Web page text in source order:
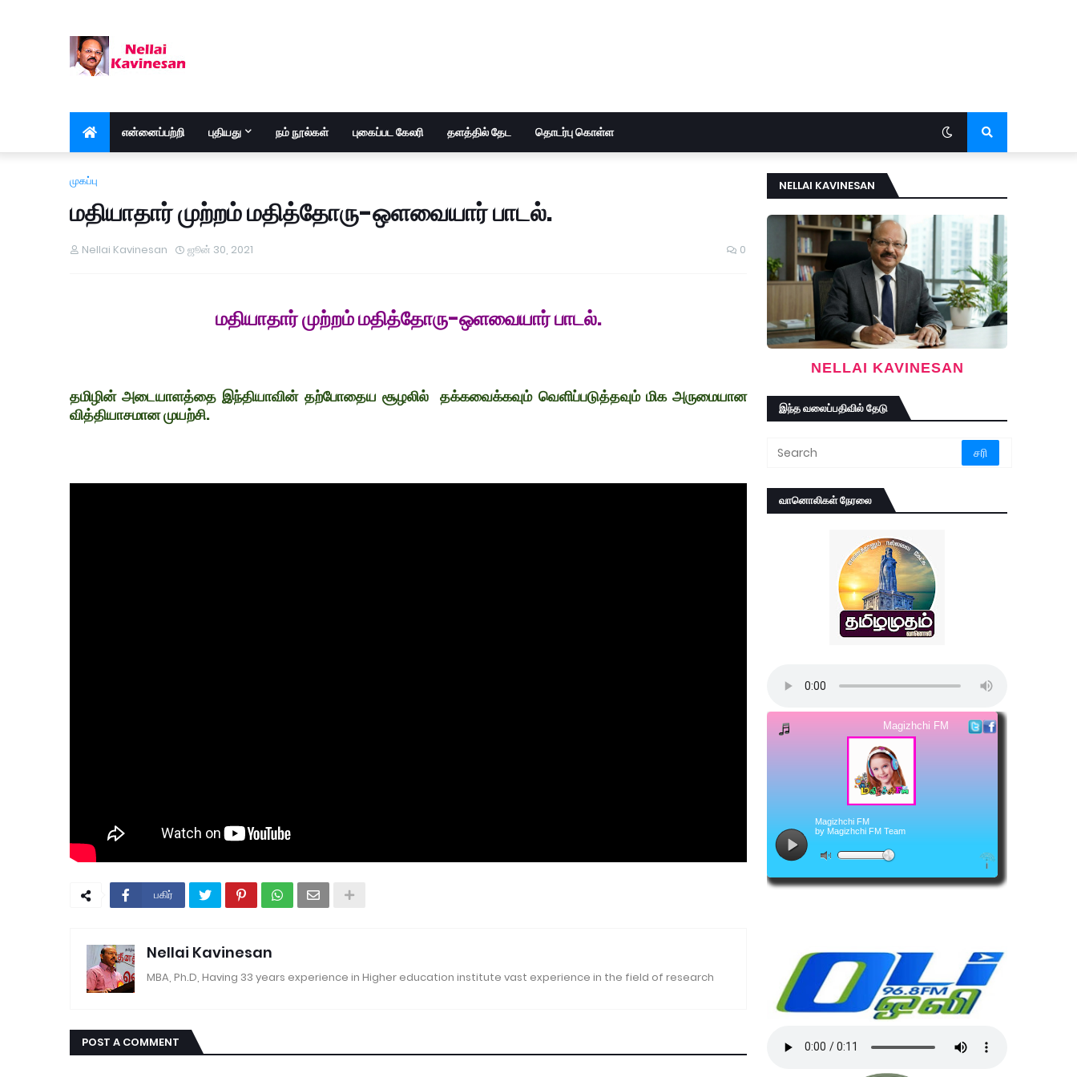
என்னைப்பற்றி புதியது நம் நூல்கள் புகைப்பட கேலரி தளத்தில் தேட தொடர்பு கொள்ள
முகப்பு
மதியாதார் முற்றம் மதித்தோரு-ஒளவையார் பாடல்.
Nellai Kavinesan ஜூன் 30, 2021 0
மதியாதார் முற்றம் மதித்தோரு-ஒளவையார் பாடல்.
தமிழின் அடையாளத்தை இந்தியாவின் தற்போதைய சூழலில் தக்கவைக்கவும் வெளிப்படுத்தவும் மிக அருமையான
வித்தியாசமான முயற்சி.
பகிர்
Nellai Kavinesan
MBA, Ph.D, Having 33 years experience in Higher education institute vast experience in the field of research
POST A COMMENT
NELLAI KAVINESAN
NELLAI KAVINESAN
இந்த வலைப்பதிவில் தேடு
வானொலிகள் நேரலை